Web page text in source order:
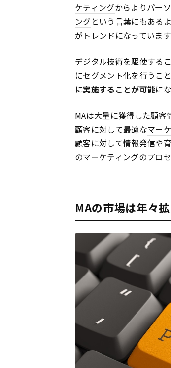
ケティングからよりパー
ングという言葉にもある
がトレンドになっています
デジタル技術を駆使する
にセグメント化を行うこと
に実施することが可能に
MAは大量に獲得した顧
顧客に対して最適なマー
顧客に対して情報発信や
のマーケティングのプロ
MAの市場は年々